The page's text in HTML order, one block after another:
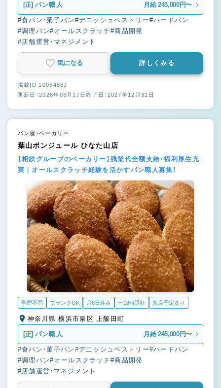
[正] パン職人 月給 245,000円〜
#食パン・菓子パン #デニッシュペストリー#ハードパン
#調理パン#オールスクラッチ#商品開発
#店舗運営・マネジメント
気になる 詳しくみる
掲載ID 1005486J
更新日：2026年03月17日終了日：2027年12月31日
パン屋・ベーカリー
葉山ボンジュール ひなた山店
【相鉄グループのベーカリー】残業代全額支給・福利厚生充
実｜オールスクラッチ経験を活かすパン職人募集！
学歴不問 ブランクOK 月8日休み 〜18時退社 新店予定あり
神奈川県 横浜市泉区 上飯田町
[正] パン職人 月給 245,000円〜
#食パン・菓子パン #デニッシュペストリー#ハードパン
#調理パン#オールスクラッチ#商品開発
#店舗運営・マネジメント